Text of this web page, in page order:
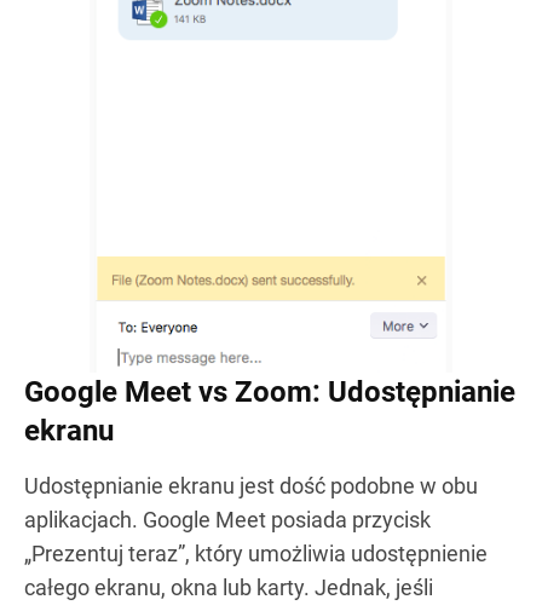
Google Meet vs Zoom: Udostępnianie
ekranu
Udostępnianie ekranu jest dość podobne w obu
aplikacjach. Google Meet posiada przycisk
„Prezentuj teraz”, który umożliwia udostępnienie
całego ekranu, okna lub karty. Jednak, jeśli